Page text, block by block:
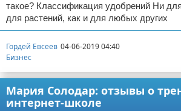
такое? Классификация удобрений Ни для
для растений, как и для любых других
Гордей Евсеев 04-06-2019 04:40
Бизнес
Мария Солодар: отзывы о
интернет-школе